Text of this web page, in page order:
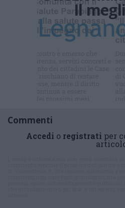
Il
Commenti
Accedi o registrati per